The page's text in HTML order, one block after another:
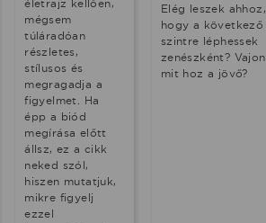
életrajz kellően,
mégsem
túláradóan
részletes,
stílusos és
megragadja a
figyelmet. Ha
épp a biód
megírása előtt
állsz, ez a cikk
neked szól,
hiszen mutatjuk,
mikre figyelj
ezzel
Elég leszek ahhoz,
hogy a következő
szintre léphessek
zenészként? Vajon
mit hoz a jövő?